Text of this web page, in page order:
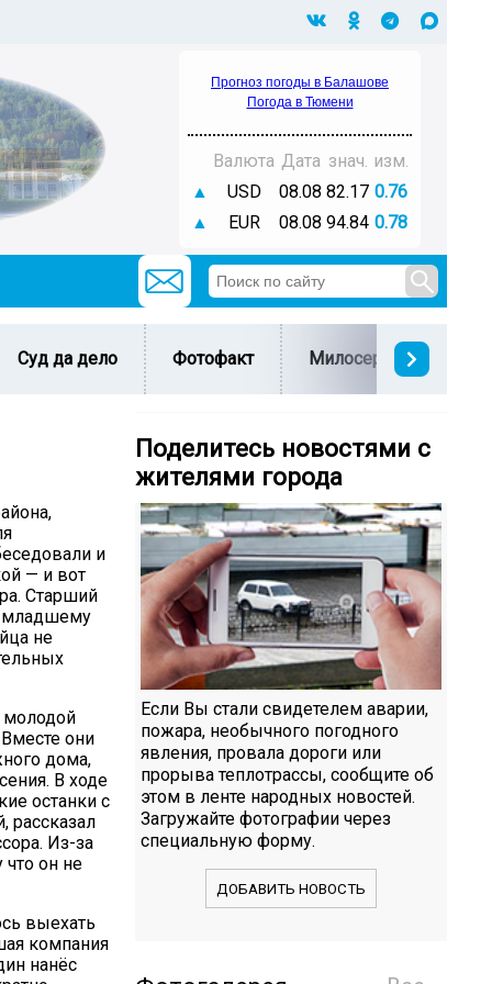
Прогноз погоды в Балашове
Погода в Тюмени
Валюта Дата знач. изм.
▲
USD 08.08 82.17 0.76
▲
EUR 08.08 94.84 0.78
Суд да дело Фотофакт Милосердие
и
— и вот
Старший
младшему
не
молодой
они
дома,
В ходе
останки с
рассказал
Из-за
он не
выехать
компания
нанёс
Поделитесь новостями с
жителями города
Если Вы стали свидетелем аварии,
пожара, необычного погодного
явления, провала дороги или
прорыва теплотрассы, сообщите об
этом в ленте народных новостей.
Загружайте фотографии через
специальную форму.
ДОБАВИТЬ НОВОСТЬ